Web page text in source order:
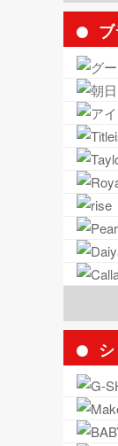
ブ